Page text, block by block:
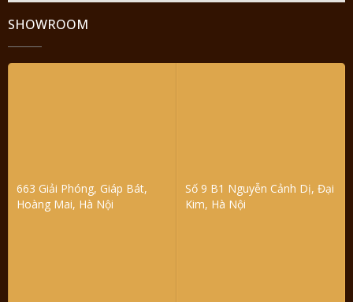
SHOWROOM
663 Giải Phóng, Giáp Bát,
Hoàng Mai, Hà Nội
Số 9 B1 Nguyễn Cảnh Dị, Đại
Kim, Hà Nội